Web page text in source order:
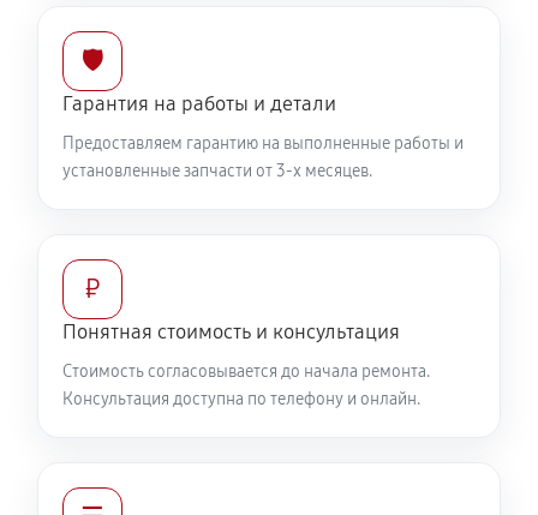
🛡️
Гарантия на работы и детали
Предоставляем гарантию на выполненные работы и
установленные запчасти от 3-х месяцев.
₽
Понятная стоимость и консультация
Стоимость согласовывается до начала ремонта.
Консультация доступна по телефону и онлайн.